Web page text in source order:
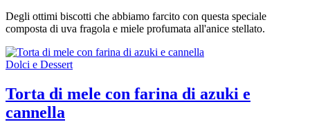
Degli ottimi biscotti che abbiamo farcito con questa speciale
composta di uva fragola e miele profumata all'anice stellato.
Dolci e Dessert
Torta di mele con farina di azuki e
cannella